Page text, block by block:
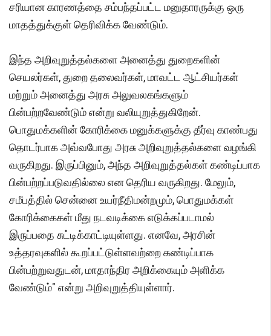
சரியான காரணத்தை சம்பந்தப்பட்ட மனுதாரருக்கு ஒரு
மாதத்துக்குள் தெரிவிக்க வேண்டும்.
இந்த அறிவுறுத்தல்களை அனைத்து துறைகளின்
செயலர்கள், துறை தலைவர்கள், மாவட்ட ஆட்சியர்கள்
மற்றும் அனைத்து அரசு அலுவலகங்களும்
பின்பற்றவேண்டும் என்று வலியுறுத்துகிறேன்.
பொதுமக்களின் கோரிக்கை மனுக்களுக்கு தீர்வு காண்பது
தொடர்பாக அவ்வபோது அரசு அறிவுறுத்தல்களை வழங்கி
வருகிறது. இருப்பினும், அந்த அறிவுறுத்தல்கள் கண்டிப்பாக
பின்பற்றப்படுவதில்லை என தெரிய வருகிறது. மேலும்,
சமீபத்தில் சென்னை உயர்நீதிமன்றமும், பொதுமக்கள்
கோரிக்கைகள் மீது நடவடிக்கை எடுக்கப்படாமல்
இருப்பதை சுட்டிக்காட்டியுள்ளது. எனவே, அரசின்
உத்தரவுகளில் கூறப்பட்டுள்ளவற்றை கண்டிப்பாக
பின்பற்றுவதுடன், மாதாந்திர அறிக்கையும் அளிக்க
வேண்டும்" என்று அறிவுறுத்தியுள்ளார்.